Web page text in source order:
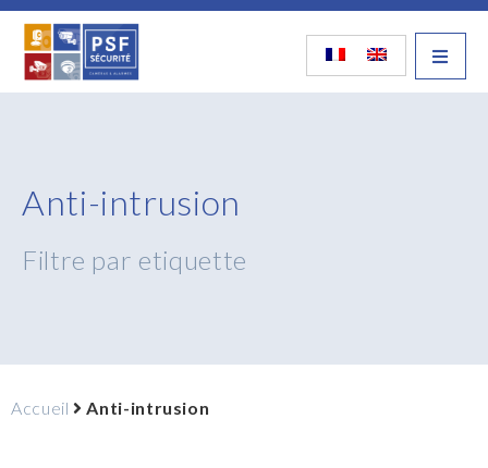
Anti-intrusion
Filtre par etiquette
Accueil Anti-intrusion